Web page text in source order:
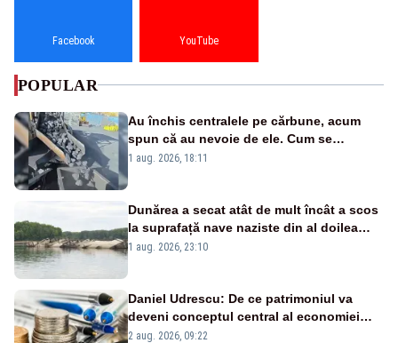
Facebook YouTube
POPULAR
Au închis centralele pe cărbune, acum
spun că au nevoie de ele. Cum se
pasează vina în plină criză energetică
1 aug. 2026, 18:11
Dunărea a secat atât de mult încât a scos
la suprafață nave naziste din al doilea
război mondial
1 aug. 2026, 23:10
Daniel Udrescu: De ce patrimoniul va
deveni conceptul central al economiei
viitoare?
2 aug. 2026, 09:22